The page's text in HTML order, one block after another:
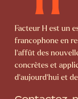
Facteur H est un
francophone en
l’affût des
concrètes et
d’aujourd’hui et